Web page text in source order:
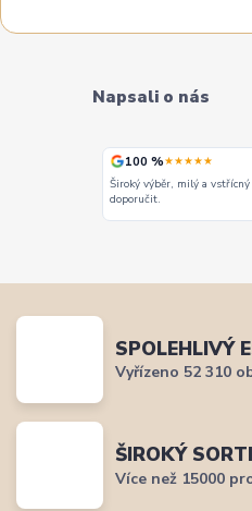
Napsali o nás
100 %★★★★★
Široký výběr, milý a
doporučit.
SPOLEHLIVÝ
Vyřízeno 52 310
ŠIROKÝ
Více než 15000